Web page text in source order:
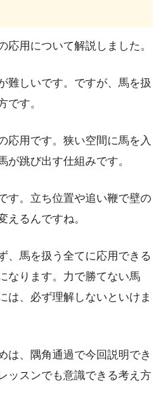
応用について解説しました。
難しいです。ですが、馬を扱
です。
応用です。狭い空間に馬を入
が跳び出す仕組みです。
す。立ち位置や追い鞭で壁の
えるんですね。
、馬を扱う全てに応用できる
なります。力で勝てない馬
は、必ず理解しないといけま
は、隅角通過で今回説明でき
ッスンでも意識できる考え方